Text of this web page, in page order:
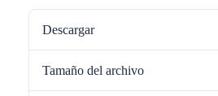
Descargar
Tamaño del archivo